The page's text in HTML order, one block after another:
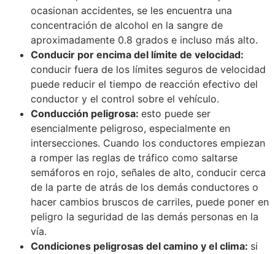
ocasionan accidentes, se les encuentra una
concentración de alcohol en la sangre de
aproximadamente 0.8 grados e incluso más alto.
Conducir por encima del límite de velocidad:
conducir fuera de los límites seguros de velocidad
puede reducir el tiempo de reacción efectivo del
conductor y el control sobre el vehículo.
Conducción peligrosa: esto puede ser
esencialmente peligroso, especialmente en
intersecciones. Cuando los conductores empiezan
a romper las reglas de tráfico como saltarse
semáforos en rojo, señales de alto, conducir cerca
de la parte de atrás de los demás conductores o
hacer cambios bruscos de carriles, puede poner en
peligro la seguridad de las demás personas en la
vía.
Condiciones peligrosas del camino y el clima: si